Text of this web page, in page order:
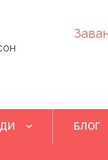
БЛОГ